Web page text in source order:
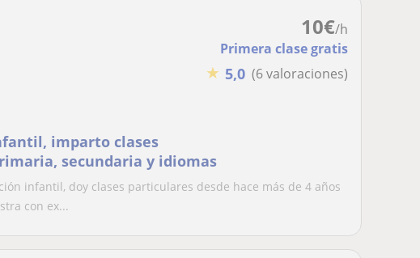
10€/h
Primera clase gratis
★ 5,0 (6 valoraciones)
imparto clases
secundaria y idiomas
infantil, doy clases particulares desde hace más de 4 años
con ex...